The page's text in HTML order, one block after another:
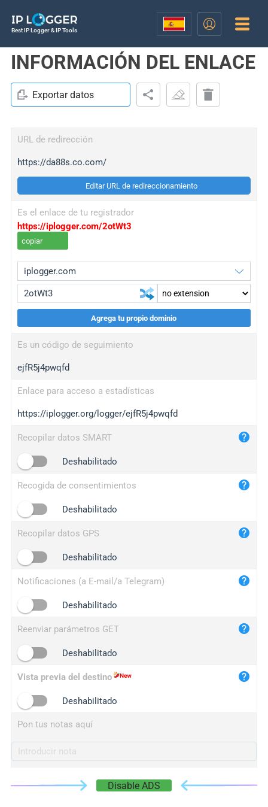
Best IP Logger & IP Tools
INFORMACIÓN DEL ENLACE
Exportar datos
URL de redirección
https://da88s.co.com/
Editar URL de redireccionamiento
Es el enlace de tu registrador
https://iplogger.com/2otWt3
copiar
wl.gl
ed.tc
iplogger.com
maper.info
2no.co
yip.su
iplogger.info
Agrega tu propio dominio
Es un código de seguimiento
ejfR5j4pwqfd
Enlace para acceso a estadísticas
https://iplogger.org/logger/ejfR5j4pwqfd
Recopilar datos SMART
Deshabilitado
Recogida de consentimientos
Deshabilitado
Recopilar datos GPS
Deshabilitado
Notificaciones (a E-mail/a Telegram)
Deshabilitado
Reenviar parámetros GET
Deshabilitado
Vista previa del destino
Deshabilitado
Pon tus notas aquí
Disable ADS